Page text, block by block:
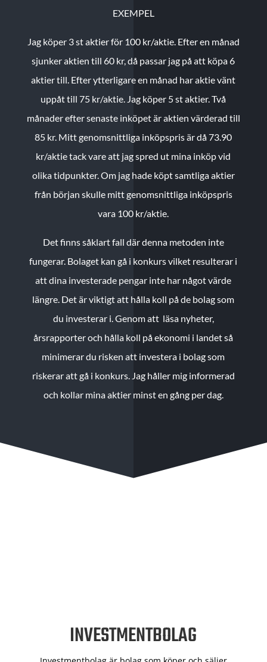
EXEMPEL
Jag köper 3 st aktier för 100 kr/aktie. Efter en månad
sjunker aktien till 60 kr, då passar jag på att köpa 6
aktier till. Efter ytterligare en månad har aktie vänt
uppåt till 75 kr/aktie. Jag köper 5 st aktier.Två
månader efter senaste inköpet är aktien värderad till
85 kr. Mitt genomsnittliga inköpspris är då 73.90
kr/aktie tack vare att jag spred ut mina inköp vid
olika tidpunkter. Om jag hade köpt samtliga aktier
från början skulle mitt genomsnittliga inköpspris
vara 100 kr/aktie.
Det finns såklart fall där denna metoden inte
fungerar. Bolaget kan gå i konkurs vilket resulterar i
att dina investerade pengar inte har något värde
längre. Det är viktigt att hålla koll på de bolag som
du investerar i. Genom att läsa nyheter,
årsrapporter och hålla koll på ekonomi i landet så
minimerar du risken att investera i bolag som
riskerar att gå i konkurs. Jag håller mig informerad
och kollar mina aktier minst en gång per dag.
INVESTMENTBOLAG